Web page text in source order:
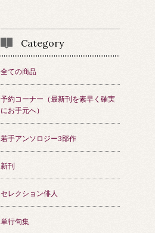
Category
全ての商品
予約コーナー（最新刊を素早く確実
にお手元へ）
若手アンソロジー3部作
新刊
セレクション俳人
単行句集